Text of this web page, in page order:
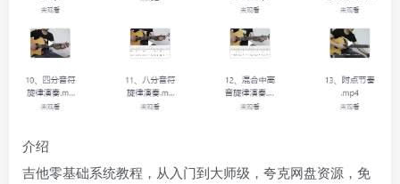
介绍
吉他零基础系统教程，从入门到大师级，夸克网盘资源，免